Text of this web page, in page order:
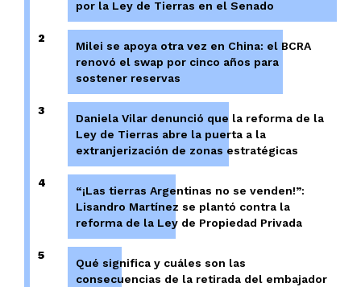
por la Ley de Tierras en el Senado
2
Milei se apoya otra vez en China: el BCRA
renovó el swap por cinco años para
sostener reservas
3
Daniela Vilar denunció que la reforma de la
Ley de Tierras abre la puerta a la
extranjerización de zonas estratégicas
4
“¡Las tierras Argentinas no se venden!”:
Lisandro Martínez se plantó contra la
reforma de la Ley de Propiedad Privada
5
Qué significa y cuáles son las
consecuencias de la retirada del embajador